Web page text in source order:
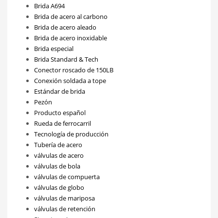
Brida A694
Brida de acero al carbono
Brida de acero aleado
Brida de acero inoxidable
Brida especial
Brida Standard & Tech
Conector roscado de 150LB
Conexión soldada a tope
Estándar de brida
Pezón
Producto español
Rueda de ferrocarril
Tecnología de producción
Tubería de acero
válvulas de acero
válvulas de bola
válvulas de compuerta
válvulas de globo
válvulas de mariposa
válvulas de retención